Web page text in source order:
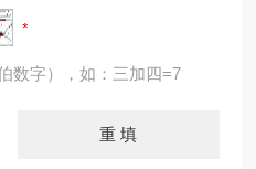
数字），如：三加四=7